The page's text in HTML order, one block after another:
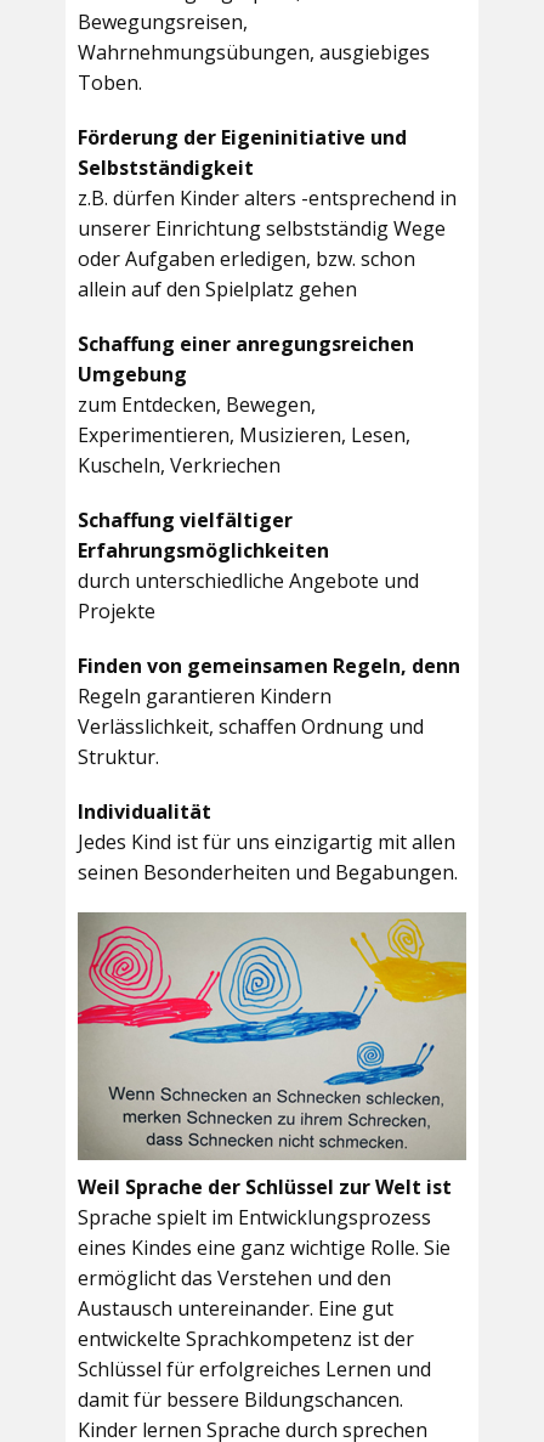
Bewegungsreisen,
Wahrnehmungsübungen, ausgiebiges
Toben.
Förderung der Eigeninitiative und
Selbstständigkeit
z.B. dürfen Kinder alters -entsprechend in
unserer Einrichtung selbstständig Wege
oder Aufgaben erledigen, bzw. schon
allein auf den Spielplatz gehen
Schaffung einer anregungsreichen
Umgebung
zum Entdecken, Bewegen,
Experimentieren, Musizieren, Lesen,
Kuscheln, Verkriechen
Schaffung vielfältiger
Erfahrungsmöglichkeiten
durch unterschiedliche Angebote und
Projekte
Finden von gemeinsamen Regeln, denn
Regeln garantieren Kindern
Verlässlichkeit, schaffen Ordnung und
Struktur.
Individualität
Jedes Kind ist für uns einzigartig mit allen
seinen Besonderheiten und Begabungen.
Weil Sprache der Schlüssel zur Welt ist
Sprache spielt im Entwicklungsprozess
eines Kindes eine ganz wichtige Rolle. Sie
ermöglicht das Verstehen und den
Austausch untereinander. Eine gut
entwickelte Sprachkompetenz ist der
Schlüssel für erfolgreiches Lernen und
damit für bessere Bildungschancen.
Kinder lernen Sprache durch sprechen